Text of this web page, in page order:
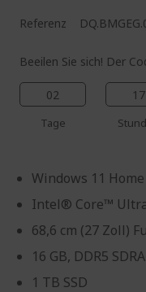
Referenz
Beeilen Sie sich! Der
02
Tage
17
Windows 11
Intel® Core™ Ultra
68,6 cm (27 Zoll)
16 GB, DDR5
1 TB SSD